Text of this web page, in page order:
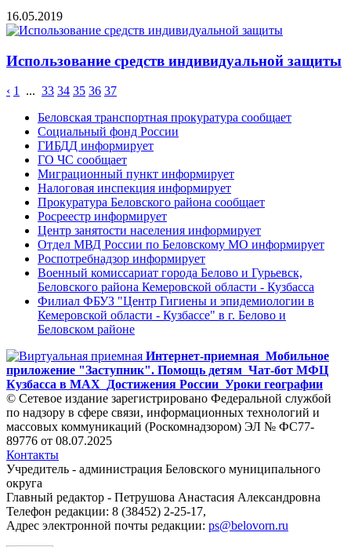
16.05.2019
Использование средств индивидуальной защиты
‹ 1 ... 33 34 35 36 37
Беловская транспортная прокуратура сообщает
Социальный фонд России
ГИБДД информирует
ГО ЧС сообщает
Миграционный пункт информирует
Налоговая инспекция информирует
Прокуратура Беловского района сообщает
Росреестр информирует
Центр занятости населения информирует
Отдел МВД России по Беловскому МО информирует
Роспотребнадзор информирует
Военный комиссариат города Белово и Гурьевск,
Беловского района Кемеровской области - Кузбасса
Филиал ФБУЗ "Центр Гигиены и эпидемиологии в
Кемеровской области - Кузбассе" в г. Белово и
Беловском районе
Интернет-приемная Мобильное
приложение "Заступник". Помощь детям Чат-бот МФЦ
Кузбасса в MAX
Достижения России Уроки географии
© Сетевое издание зарегистрировано Федеральной службой
по надзору в сфере связи, информационных технологий и
массовых коммуникаций (Роскомнадзором) ЭЛ № ФС77-
89776 от 08.07.2025
Контакты
Учредитель - администрация Беловского муниципального
округа
Главный редактор - Петрушова Анастасия Александровна
Телефон редакции: 8 (38452) 2-25-17,
Адрес электронной почты редакции: ps@belovorn.ru